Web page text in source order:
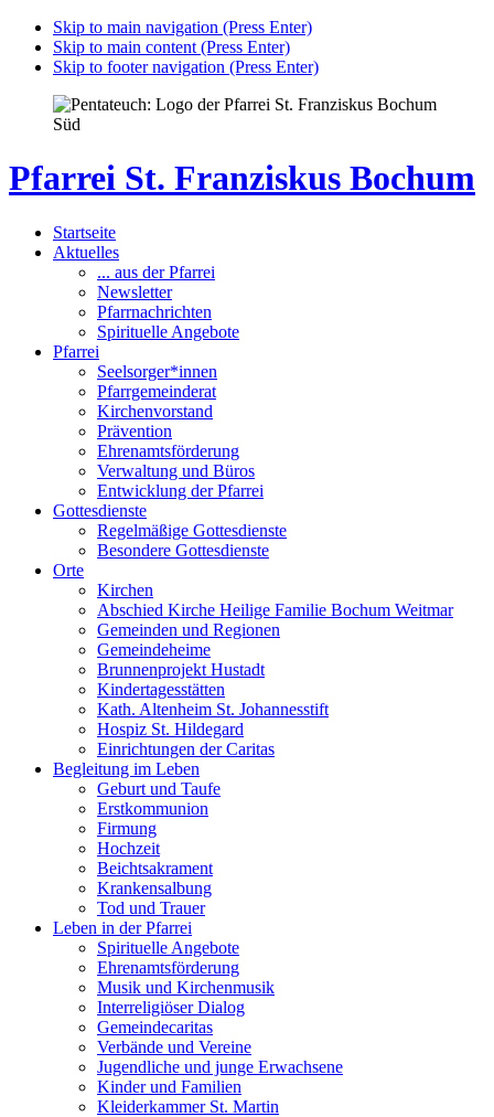
Skip to main navigation (Press Enter)
Skip to main content (Press Enter)
Skip to footer navigation (Press Enter)
Pfarrei St. Franziskus Bochum
Startseite
Aktuelles
... aus der Pfarrei
Newsletter
Pfarrnachrichten
Spirituelle Angebote
Pfarrei
Seelsorger*innen
Pfarrgemeinderat
Kirchenvorstand
Prävention
Ehrenamtsförderung
Verwaltung und Büros
Entwicklung der Pfarrei
Gottesdienste
Regelmäßige Gottesdienste
Besondere Gottesdienste
Orte
Kirchen
Abschied Kirche Heilige Familie Bochum Weitmar
Gemeinden und Regionen
Gemeindeheime
Brunnenprojekt Hustadt
Kindertagesstätten
Kath. Altenheim St. Johannesstift
Hospiz St. Hildegard
Einrichtungen der Caritas
Begleitung im Leben
Geburt und Taufe
Erstkommunion
Firmung
Hochzeit
Beichtsakrament
Krankensalbung
Tod und Trauer
Leben in der Pfarrei
Spirituelle Angebote
Ehrenamtsförderung
Musik und Kirchenmusik
Interreligiöser Dialog
Gemeindecaritas
Verbände und Vereine
Jugendliche und junge Erwachsene
Kinder und Familien
Kleiderkammer St. Martin